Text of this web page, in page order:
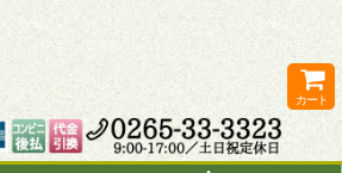
カート